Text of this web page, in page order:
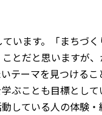
います。「まちづ
とだと思いますが
テーマを見つける
ぶことも目標とし
している人の体験